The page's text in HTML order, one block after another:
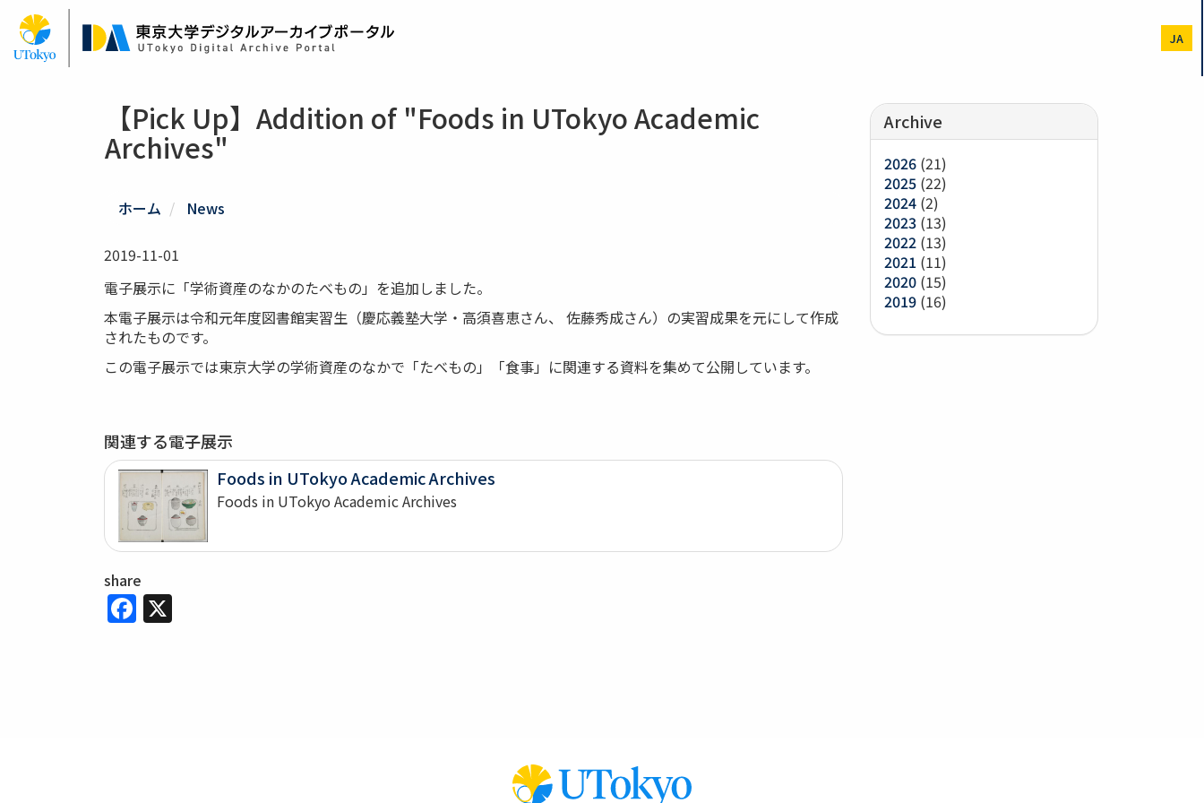
Skip
main
content
JA
【Pick Up】Addition of "Foods in UTokyo Academic
Archives"
ホーム News
2019-11-01
電子展示に「学術資産のなかのたべもの」を追加しました。
本電子展示は令和元年度図書館実習生（慶応義塾大学・高須喜恵さん、 佐藤秀成さん）の実習成果を元にして作成
されたものです。
この電子展示では東京大学の学術資産のなかで「たべもの」「食事」に関連する資料を集めて公開しています。
関連する電子展示
Foods in UTokyo Academic Archives
Foods in UTokyo Academic Archives
share
Facebook
Archive
2026 (21)
2025 (22)
2024 (2)
2023 (13)
2022 (13)
2021 (11)
2020 (15)
2019 (16)